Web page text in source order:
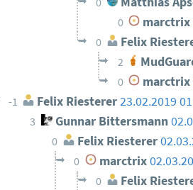
0 marctrix
0 Felix
2
0 marctrix
-1 Felix Riesterer23.02.2019
3 Gunnar Bittersmann
0 Felix Riesterer
0 marctrix
0 Felix